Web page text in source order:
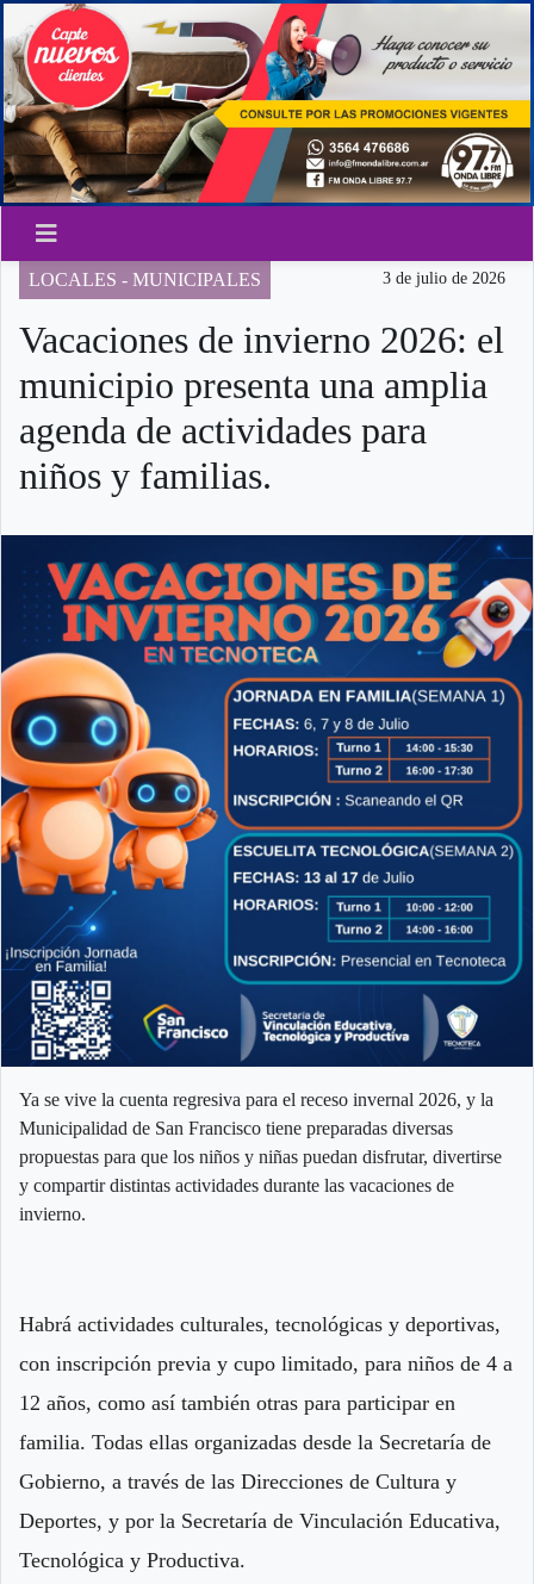
LOCALES - MUNICIPALES 3 de julio de 2026
Vacaciones de invierno 2026: el
municipio presenta una amplia
agenda de actividades para
niños y familias.
Ya se vive la cuenta regresiva para el receso invernal 2026, y la
Municipalidad de San Francisco tiene preparadas diversas
propuestas para que los niños y niñas puedan disfrutar, divertirse
y compartir distintas actividades durante las vacaciones de
invierno.
Habrá actividades culturales, tecnológicas y deportivas,
con inscripción previa y cupo limitado, para niños de 4 a
12 años, como así también otras para participar en
familia. Todas ellas organizadas desde la Secretaría de
Gobierno, a través de las Direcciones de Cultura y
Deportes, y por la Secretaría de Vinculación Educativa,
Tecnológica y Productiva.